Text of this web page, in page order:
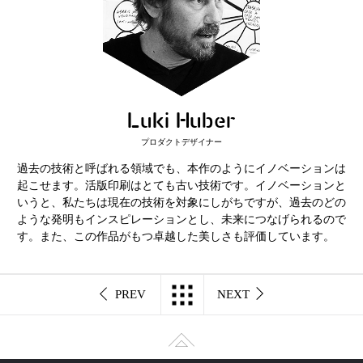
Luki Huber
プロダクトデザイナー
過去の技術と呼ばれる領域でも、本作のようにイノベーションは
起こせます。活版印刷はとても古い技術です。イノベーションと
いうと、私たちは現在の技術を対象にしがちですが、過去のどの
ような発明もインスピレーションとし、未来につなげられるので
す。また、この作品がもつ卓越した美しさも評価しています。
PREV NEXT